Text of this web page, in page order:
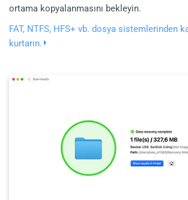
ortama kopyalanmasını bekleyin.
FAT, NTFS, HFS+ vb. dosya sistemlerinden
kurtarın.